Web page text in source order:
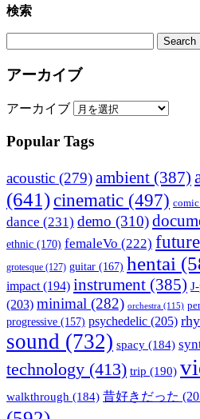
検索
アーカイブ
アーカイブ
Popular Tags
acoustic (279)ambient (387)
(641)cinematic (497) comic
dance (231) demo (310)
ethnic (170) femaleVo (222) future
grotesque (127) guitar (167) hentai
impact (194) instrument (385)
(203) minimal (282) orchestra (115)
progressive (157) psychedelic (205)
sound (732) spacy (184)
technology (413) trip (190)
walkthrough (184) 昔好きだった